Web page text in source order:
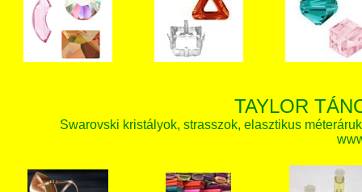
TAYLOR
Swarovski kristályok, strasszok, elasztikus